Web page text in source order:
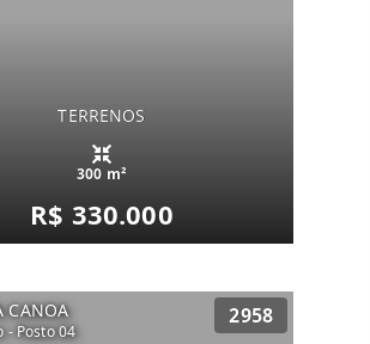
TERRENOS
300 m²
R$ 330.000
CANOA
- Posto 04
2958